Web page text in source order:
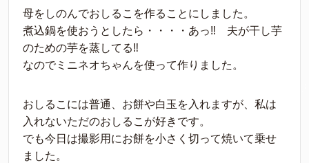
母をしのんでおしるこを作ることにしました。
煮込鍋を使おうとしたら・・・・あっ‼︎ 夫が干し芋
のための芋を蒸してる‼︎
なのでミニネオちゃんを使って作りました。
おしるこには普通、お餅や白玉を入れますが、私は
入れないただのおしるこが好きです。
でも今日は撮影用にお餅を小さく切って焼いて乗せ
ました。